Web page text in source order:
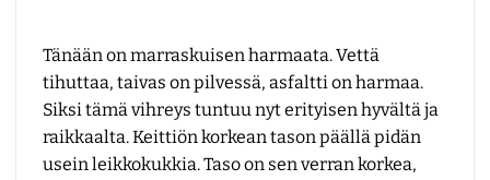
Tänään on marraskuisen harmaata. Vettä
tihuttaa, taivas on pilvessä, asfaltti on harmaa.
Siksi tämä vihreys tuntuu nyt erityisen hyvältä ja
raikkaalta. Keittiön korkean tason päällä pidän
usein leikkokukkia. Taso on sen verran korkea,